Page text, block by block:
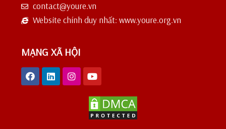
contact@youre.vn
Website chính duy nhất: www.youre.org.vn
MẠNG XÃ HỘI